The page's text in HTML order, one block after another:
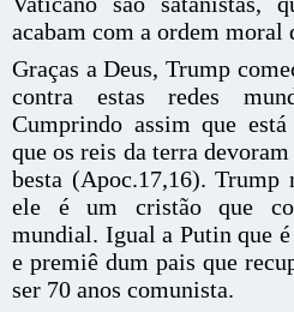
acabam com a ordem moral
Graças a Deus, Trump
contra estas redes
Cumprindo assim que
que os reis da terra
besta (Apoc.17,16). Trump
ele é um cristão que
mundial. Igual a Putin que
e premiê dum pais que
ser 70 anos comunista.